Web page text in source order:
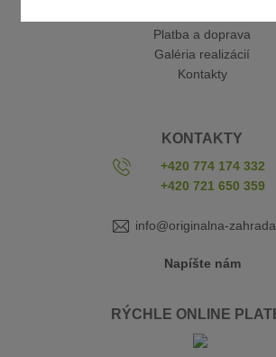
Platba a doprava
Galéria realizácií
Kontakty
KONTAKTY
+420 774 174 332
+420 721 650 359
info@originalna-
Napíšte nám
RÝCHLE ONLINE